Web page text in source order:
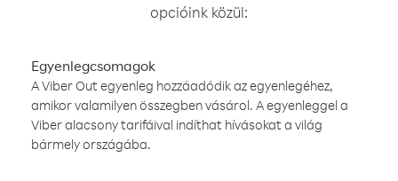
opcióink közül:
Egyenlegcsomagok
A Viber Out egyenleg hozzáadódik az egyenlegéhez,
amikor valamilyen összegben vásárol. A egyenleggel a
Viber alacsony tarifáival indíthat hívásokat a világ
bármely országába.